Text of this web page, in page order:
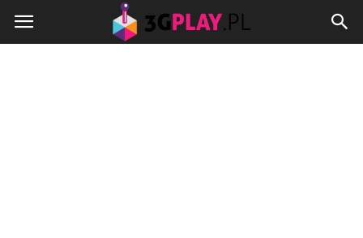
3gplay.pl